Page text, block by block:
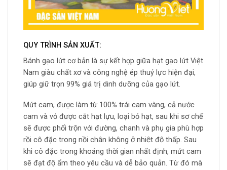
QUY TRÌNH SẢN XUẤT:
Bánh gạo lứt cơ bản là sự kết hợp giữa hạt gạo lứt Việt
Nam giàu chất xơ và công nghệ ép thuỷ lực hiện đại,
giúp giữ trọn 99% giá trị dinh dưỡng của gạo lứt.
Mứt cam, được làm từ 100% trái cam vàng, cả nước
cam và vỏ được cắt hạt lựu, loại bỏ hạt, sau khi sơ chế
sẽ được phối trộn với đường, chanh và phụ gia phù hợp
rồi cô đặc trong nồi chân không ở nhiệt độ thấp. Sau
khi cô đặc trong khoảng thời gian nhất định, mứt cam
sẽ đạt độ ẩm theo yêu cầu và dễ bảo quản. Từ đó mà